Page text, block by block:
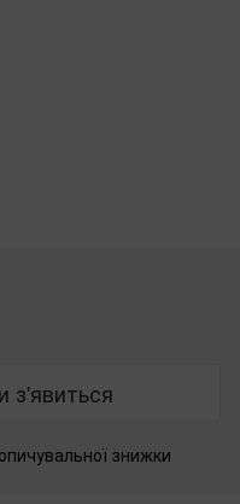
з'явиться
знижки